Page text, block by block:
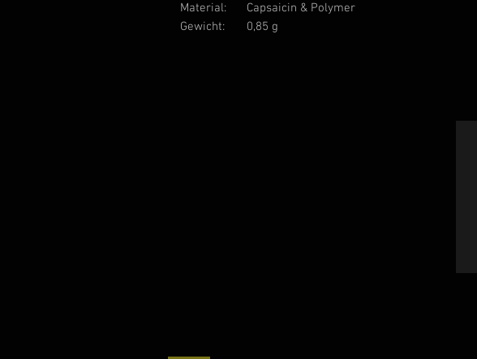
Material:
Capsaicin & Polymer
Gewicht:
0,85 g